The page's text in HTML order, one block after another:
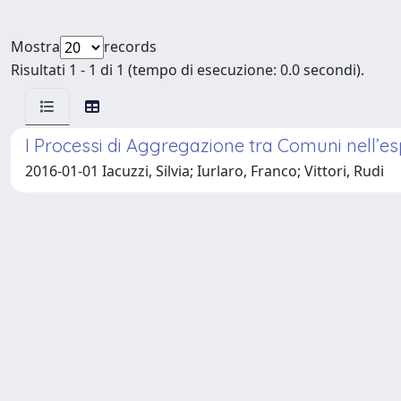
Mostra
records
Risultati 1 - 1 di 1 (tempo di esecuzione: 0.0 secondi).
I Processi di Aggregazione tra Comuni
2016-01-01 Iacuzzi, Silvia; Iurlaro, Franco; Vittori, Rudi